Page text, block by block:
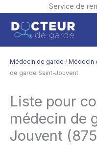
Service de
contenu
Médecin de garde / Médecin
de garde Saint-Jouvent
Liste pour
médecin de
Jouvent